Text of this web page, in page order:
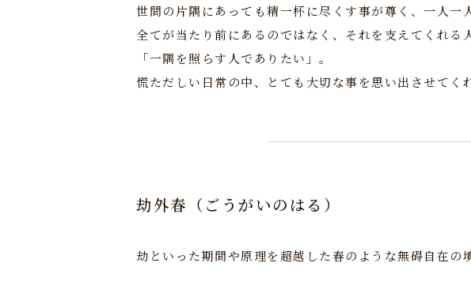
世間の片隅にあっても精一杯に尽くす事が尊く、一人一
全てが当たり前にあるのではなく、それを支えてくれる
「一隅を照らす人でありたい」。
慌ただしい日常の中、とても大切な事を思い出させてく
劫外春（ごうがいのはる）
劫といった期間や原理を超越した春のような無碍自在の